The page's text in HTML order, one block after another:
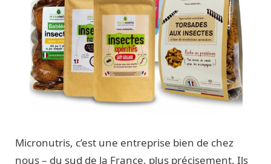
Micronutris, c’est une entreprise bien de chez
nous – du sud de la France, plus précisement. Ils